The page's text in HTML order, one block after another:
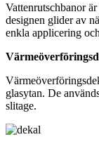
Vattenrutschbanor
designen glider av
enkla applicering
glasytan. De
slitage.